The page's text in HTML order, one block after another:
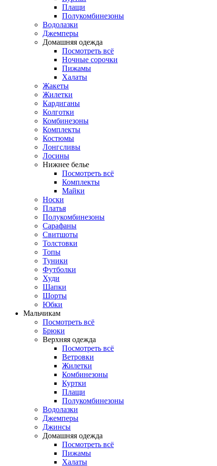
Плащи
Полукомбинезоны
Водолазки
Джемперы
Домашняя одежда
Посмотреть всё
Ночные сорочки
Пижамы
Халаты
Жакеты
Жилетки
Кардиганы
Колготки
Комбинезоны
Комплекты
Костюмы
Лонгсливы
Лосины
Нижнее белье
Посмотреть всё
Комплекты
Майки
Носки
Платья
Полукомбинезоны
Сарафаны
Свитшоты
Толстовки
Топы
Туники
Футболки
Худи
Шапки
Шорты
Юбки
Мальчикам
Посмотреть всё
Брюки
Верхняя одежда
Посмотреть всё
Ветровки
Жилетки
Комбинезоны
Куртки
Плащи
Полукомбинезоны
Водолазки
Джемперы
Джинсы
Домашняя одежда
Посмотреть всё
Пижамы
Халаты